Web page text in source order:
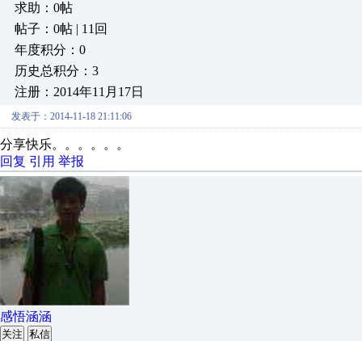
求助：0帖
帖子：0帖 | 11回
年度积分：0
历史总积分：3
注册：2014年11月17日
发表于：2014-11-18 21:11:06
分享快乐。。。。。。
回复 引用 举报
感悟涵涵
关注 私信